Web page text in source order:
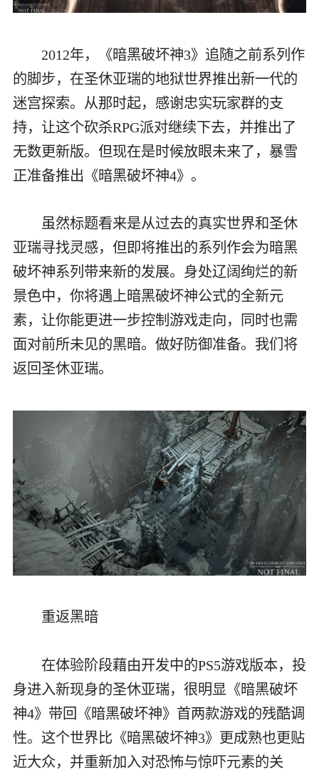
2012年，《暗黑破坏神3》追随之前系列作
的脚步，在圣休亚瑞的地狱世界推出新一代的
迷宫探索。从那时起，感谢忠实玩家群的支
持，让这个砍杀RPG派对继续下去，并推出了
无数更新版。但现在是时候放眼未来了，暴雪
正准备推出《暗黑破坏神4》。
虽然标题看来是从过去的真实世界和圣休
亚瑞寻找灵感，但即将推出的系列作会为暗黑
破坏神系列带来新的发展。身处辽阔绚烂的新
景色中，你将遇上暗黑破坏神公式的全新元
素，让你能更进一步控制游戏走向，同时也需
面对前所未见的黑暗。做好防御准备。我们将
返回圣休亚瑞。
重返黑暗
在体验阶段藉由开发中的PS5游戏版本，投
身进入新现身的圣休亚瑞，很明显《暗黑破坏
神4》带回《暗黑破坏神》首两款游戏的残酷调
性。这个世界比《暗黑破坏神3》更成熟也更贴
近大众，并重新加入对恐怖与惊吓元素的关